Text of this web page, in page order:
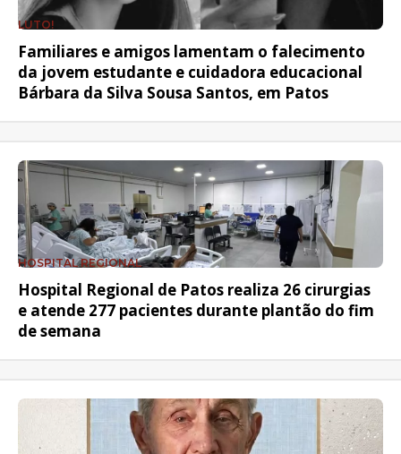
LUTO!
Familiares e amigos lamentam o falecimento
da jovem estudante e cuidadora educacional
Bárbara da Silva Sousa Santos, em Patos
HOSPITAL REGIONAL
Hospital Regional de Patos realiza 26 cirurgias
e atende 277 pacientes durante plantão do fim
de semana